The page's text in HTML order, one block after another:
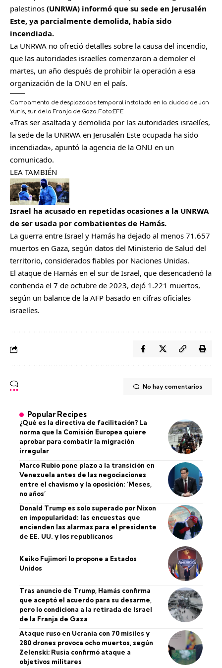
palestinos (UNRWA) informó que su sede en Jerusalén
Este, ya parcialmente demolida, había sido
incendiada.
La UNRWA no ofreció detalles sobre la causa del incendio,
que las autoridades israelíes comenzaron a demoler el
martes, un año después de prohibir la operación a esa
organización de la ONU en el país.
Campamento de desplazados temporal instalado en la ciudad de Jan
Yunis, sur de la Franja de Gaza. Foto:EFE
«Tras ser asaltada y demolida por las autoridades israelíes,
la sede de la UNRWA en Jerusalén Este ocupada ha sido
incendiada», apuntó la agencia de la ONU en un
comunicado.
LEA TAMBIÉN
Israel ha acusado en repetidas ocasiones a la UNRWA
de ser usada por combatientes de Hamás.
La guerra entre Israel y Hamás ha dejado al menos 71.657
muertos en Gaza, según datos del Ministerio de Salud del
territorio, considerados fiables por Naciones Unidas.
El ataque de Hamás en el sur de Israel, que desencadenó la
contienda el 7 de octubre de 2023, dejó 1.221 muertos,
según un balance de la AFP basado en cifras oficiales
israelíes.
No hay comentarios
Popular Recipes
¿Qué es la directiva de facilitación? La
norma que la Comisión Europea quiere
aprobar para combatir la migración
irregular
Marco Rubio pone plazo a la transición en
Venezuela antes de las negociaciones
entre el chavismo y la oposición: ‘Meses,
no años’
Donald Trump es solo superado por Nixon
en impopularidad: las encuestas que
encienden las alarmas para el presidente
de EE. UU. y los republicanos
Keiko Fujimori lo propone a Estados
Unidos
Tras anuncio de Trump, Hamás confirma
que aceptó el acuerdo para su desarme,
pero lo condiciona a la retirada de Israel
de la Franja de Gaza
Ataque ruso en Ucrania con 70 misiles y
280 drones provoca ocho muertos, según
Zelenski; Rusia confirmó ataque a
objetivos militares